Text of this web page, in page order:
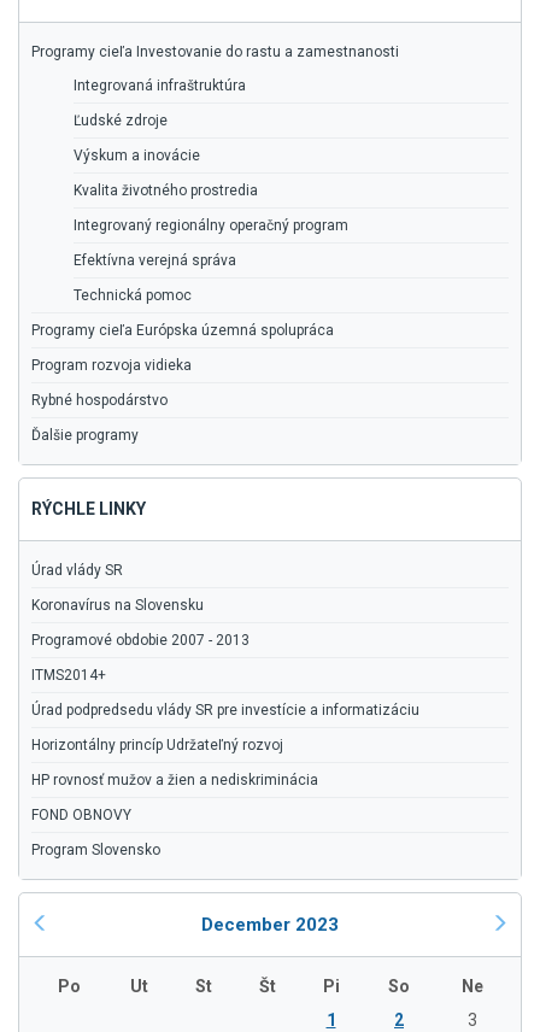
Programy cieľa Investovanie do rastu a zamestnanosti
Integrovaná infraštruktúra
Ľudské zdroje
Výskum a inovácie
Kvalita životného prostredia
Integrovaný regionálny operačný program
Efektívna verejná správa
Technická pomoc
Programy cieľa Európska územná spolupráca
Program rozvoja vidieka
Rybné hospodárstvo
Ďalšie programy
RÝCHLE LINKY
Úrad vlády SR
Koronavírus na Slovensku
Programové obdobie 2007 - 2013
ITMS2014+
Úrad podpredsedu vlády SR pre investície a informatizáciu
Horizontálny princíp Udržateľný rozvoj
HP rovnosť mužov a žien a nediskriminácia
FOND OBNOVY
Program Slovensko
December 2023
Po Ut St Št Pi So
Ne
1
2
3